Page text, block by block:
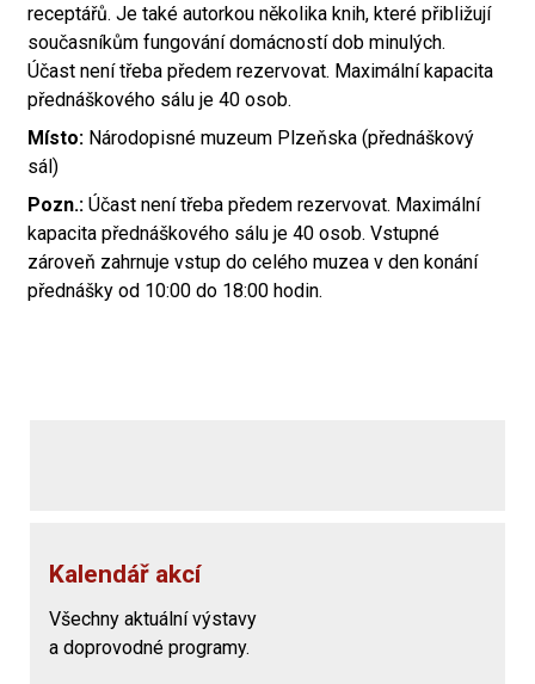
receptářů. Je také autorkou několika knih, které přibližují
současníkům fungování domácností dob minulých.
Účast není třeba předem rezervovat. Maximální kapacita
přednáškového sálu je 40 osob.
Místo: Národopisné muzeum Plzeňska (přednáškový
sál)
Pozn.: Účast není třeba předem rezervovat. Maximální
kapacita přednáškového sálu je 40 osob. Vstupné
zároveň zahrnuje vstup do celého muzea v den konání
přednášky od 10:00 do 18:00 hodin.
Kalendář akcí
Všechny aktuální výstavy
a doprovodné programy.